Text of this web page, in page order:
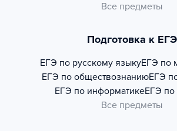
Все предметы
Подготовка к ЕГЭ
ЕГЭ по русскому языкуЕГЭ по
ЕГЭ по обществознаниюЕГЭ
ЕГЭ по информатикеЕГЭ по
Все предметы